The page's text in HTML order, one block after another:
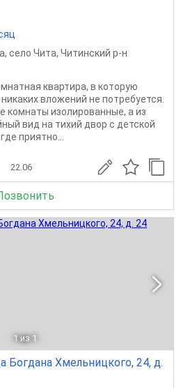
, село Чита, Читинский р-н
квартира, в которую
вложений не потребуется.
комнаты изолированные, а из
вид на тихий двор с детской
приятно...
22.06
1 из 1
Богдана Хмельницкого, 24, д.